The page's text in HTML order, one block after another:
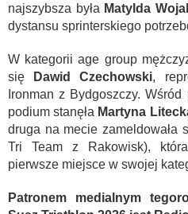
najszybsza była Matylda
dystansu sprinterskiego
W kategorii age group
się
Dawid Czechowski,
Ironman z Bydgoszczy.
podium stanęła Martyna
druga na mecie zameldowała
Tri Team z Rakowisk),
pierwsze miejsce w swojej
Patronem medialnym